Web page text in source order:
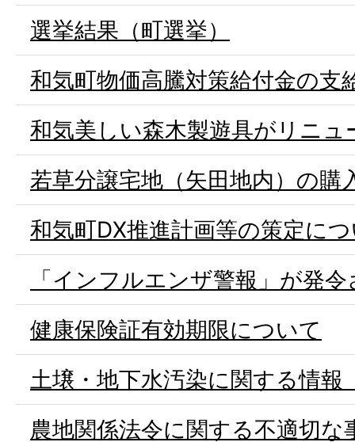
選挙結果（町選挙）
和気町物価高騰対策給付金の支
和気美しい森木製遊具がリニ
若草分譲宅地（矢田地内）の購
和気町DX推進計画等の策定に
「インフルエンザ警報」が発
健康保険証有効期限について
土壌・地下水汚染に関する情報
農地関係法令に関する不適切な